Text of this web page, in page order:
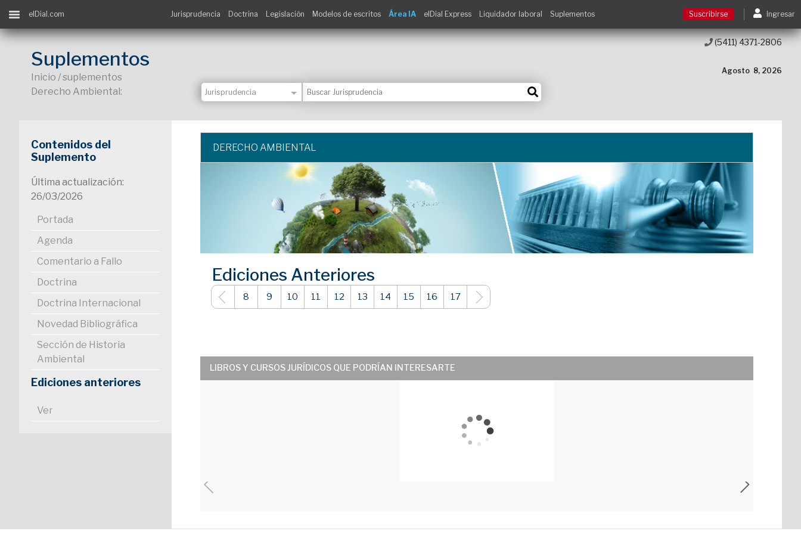
Suscribirse
Contacto
elDial.com Jurisprudencia Doctrina Legislación Modelos de escritos Área IA elDial Express Liquidador laboral Suplementos Suscribirse Ingresar
Suplementos
Inicio / suplementos
Derecho Ambiental:
Agosto 8, 2026
(5411) 4371-2806
Contenidos del
Suplemento
Última actualización:
26/03/2026
Portada
Agenda
Comentario a Fallo
Doctrina
Doctrina Internacional
Novedad Bibliográfica
Sección de Historia
Ambiental
Ediciones anteriores
Ver
DERECHO AMBIENTAL
Ediciones Anteriores
8 9 10 11 12 13 14 15 16 17
LIBROS Y CURSOS JURÍDICOS QUE PODRÍAN INTERESARTE